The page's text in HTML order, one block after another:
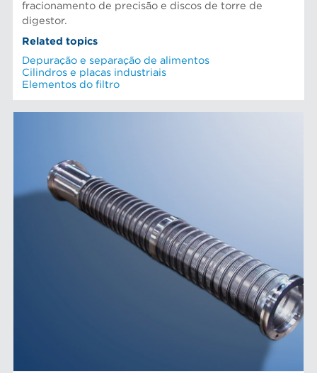
fracionamento de precisão e discos de torre de
digestor.
Related topics
Depuração e separação de alimentos
Cilindros e placas industriais
Elementos do filtro